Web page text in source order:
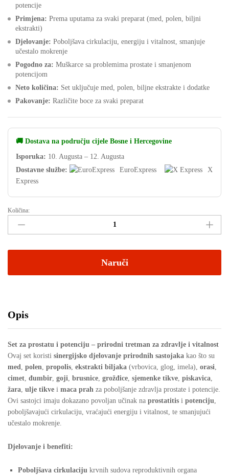
potencije
Primjena: Prema uputama za svaki preparat (med, polen, biljni
ekstrakti)
Djelovanje: Poboljšava cirkulaciju, energiju i vitalnost, smanjuje
učestalo mokrenje
Pogodno za: Muškarce sa problemima prostate i smanjenom
potencijom
Neto količina: Set uključuje med, polen, biljne ekstrakte i dodatke
Pakovanje: Različite boce za svaki preparat
🚚 Dostava na području cijele Bosne i Hercegovine
Isporuka: 10. Augusta – 12. Augusta
Dostavne službe:
EuroExpress
X
Express
Količina:
Naruči
Opis
Set za prostatu i potenciju – prirodni tretman za zdravlje i vitalnost
Ovaj set koristi sinergijsko djelovanje prirodnih sastojaka kao što su
med, polen, propolis, ekstrakti biljaka (vrbovica, glog, imela), orasi,
cimet, đumbir, goji, brusnice, grožđice, sjemenke tikve, piskavica,
žara, ulje tikve i maca prah za poboljšanje zdravlja prostate i potencije.
Ovi sastojci imaju dokazano povoljan učinak na prostatitis i potenciju,
poboljšavajući cirkulaciju, vraćajući energiju i vitalnost, te smanjujući
učestalo mokrenje.
Djelovanje i benefiti:
Poboljšava cirkulaciju krvnih sudova reproduktivnih organa